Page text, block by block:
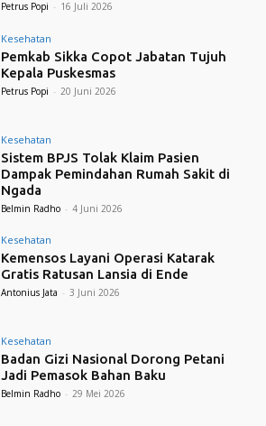
Petrus Popi - 16 Juli 2026
Kesehatan
Pemkab Sikka Copot Jabatan Tujuh
Kepala Puskesmas
Petrus Popi - 20 Juni 2026
Kesehatan
Sistem BPJS Tolak Klaim Pasien
Dampak Pemindahan Rumah Sakit di
Ngada
Belmin Radho - 4 Juni 2026
Kesehatan
Kemensos Layani Operasi Katarak
Gratis Ratusan Lansia di Ende
Antonius Jata - 3 Juni 2026
Kesehatan
Badan Gizi Nasional Dorong Petani
Jadi Pemasok Bahan Baku
Belmin Radho - 29 Mei 2026